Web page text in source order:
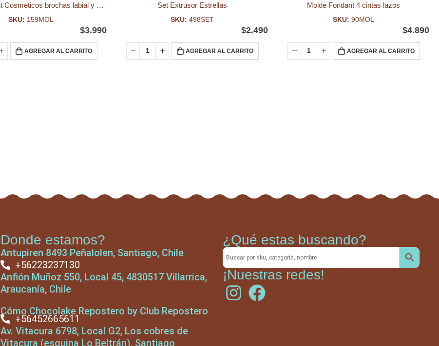
Molde Fondant Cosmeticos brochas labial y pinta uñas
SKU: 159MOL
$3.990
AGREGAR AL CARRITO
Set Extrusor Estrellas
SKU: 498SET
$2.490
AGREGAR AL CARRITO
Molde Fondant 4 cintas lazos
SKU: 90MOL
$4.890
AGREGAR AL CARRITO
Donde estamos?
Antupiren 8493 Peñalolen, Santiago, Chile
+56223237130
Anfión Muñoz 550, Local 45, 4830517 Villarrica,
Araucanía, Chile
Cómo Chocolake Repostero by Club Repostero
+56452665611
Av. Vitacura 6798, Local G2, Los cobres de
Vitacura (esquina Lo Beltrán), Santiago
¿Qué estas buscando?
¡Nuestras redes!